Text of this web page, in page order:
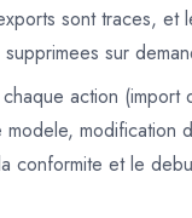
sont traces, et
sur
action (import
modification
conformite et le